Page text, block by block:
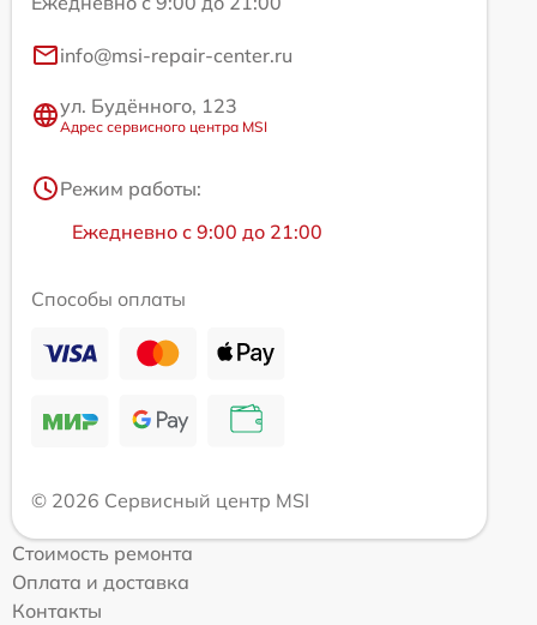
info@msi-repair-center.ru
ул. Будённого, 123
Адрес сервисного центра MSI
Режим работы:
Ежедневно с 9:00 до 21:00
Способы оплаты
© 2026 Сервисный центр MSI
Стоимость ремонта
Оплата и доставка
Контакты